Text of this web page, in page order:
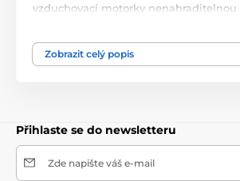
vzduchovací motorky nenahraditelnou
vzduchovacích motorků jsou jejich
chod, dlouhá životnost membrány,
vysoký výkon
tichý chod
Zobrazit celý popis
Přihlaste se do newsletteru
Zde napište váš e-mail